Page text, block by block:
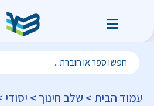
עמוד הבית > שלב חינוך > יסודי